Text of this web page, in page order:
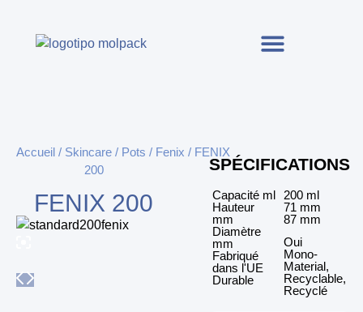
Accueil / Skincare / Pots / Fenix / FENIX
200
FENIX 200
SPÉCIFICATIONS
Capacité ml
Hauteur
mm
Diamètre
mm
Fabriqué
dans l'UE
Durable
200 ml
71 mm
87 mm
Oui
Mono-
Material,
Recyclable,
Recyclé